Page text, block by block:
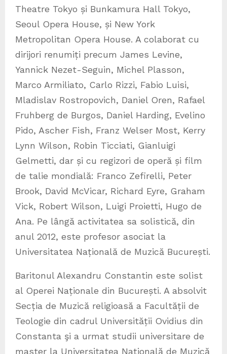
Theatre Tokyo și Bunkamura Hall Tokyo,
Seoul Opera House, și New York
Metropolitan Opera House. A colaborat cu
dirijori renumiți precum James Levine,
Yannick Nezet-Seguin, Michel Plasson,
Marco Armiliato, Carlo Rizzi, Fabio Luisi,
Mladislav Rostropovich, Daniel Oren, Rafael
Fruhberg de Burgos, Daniel Harding, Evelino
Pido, Ascher Fish, Franz Welser Most, Kerry
Lynn Wilson, Robin Ticciati, Gianluigi
Gelmetti, dar și cu regizori de operă și film
de talie mondială: Franco Zefirelli, Peter
Brook, David McVicar, Richard Eyre, Graham
Vick, Robert Wilson, Luigi Proietti, Hugo de
Ana. Pe lângă activitatea sa solistică, din
anul 2012, este profesor asociat la
Universitatea Națională de Muzică București.
Baritonul Alexandru Constantin este solist
al Operei Naționale din București. A absolvit
Secția de Muzică religioasă a Facultății de
Teologie din cadrul Universității Ovidius din
Constanta şi a urmat studii universitare de
master la Universitatea Națională de Muzică